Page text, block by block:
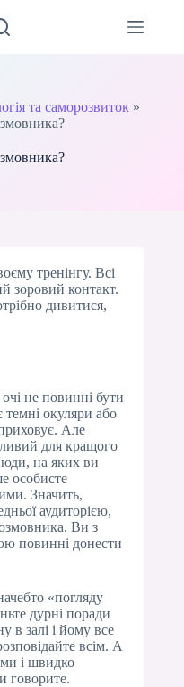
та саморозвиток»
тренінгу. Всі
зоровий контакт.
дивитися,
не повинні бути
окуляри або
Але
для кращого
на яких ви
особисте
Значить,
аудиторією,
Ви з
повинні донести
«погляду
дурні поради
в залі і йому все
всім. А
і швидко
говорите.